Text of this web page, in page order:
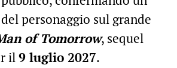
personaggio sul grande
of Tomorrow, sequel
il9 luglio 2027.